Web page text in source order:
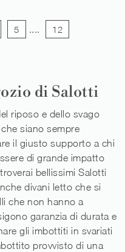
5 .... 12
di Salotti
riposo e dello svago
siano sempre
il giusto supporto a chi
di grande impatto
bellissimi Salotti
divani letto che si
che non hanno a
garanzia di durata e
gli imbottiti in svariati
provvisto di una